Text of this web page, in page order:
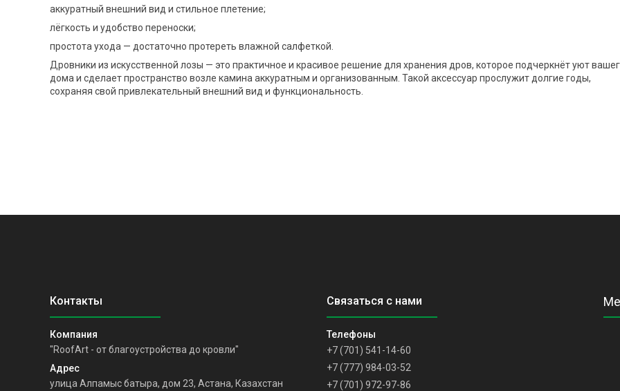
аккуратный внешний вид и стильное плетение;
лёгкость и удобство переноски;
простота ухода — достаточно протереть влажной салфеткой.
Дровники из искусственной лозы — это практичное и красивое решение для хранения дров, которое подчеркнёт уют
дома и сделает пространство возле камина аккуратным и организованным. Такой аксессуар прослужит долгие годы,
сохраняя свой привлекательный внешний вид и функциональность.
"RoofArt - от благоустройства до кровли"
улица Алпамыс батыра, дом 23, Астана, Казахстан
+7 (701) 541-14-60
+7 (777) 984-03-52
+7 (701) 972-97-86